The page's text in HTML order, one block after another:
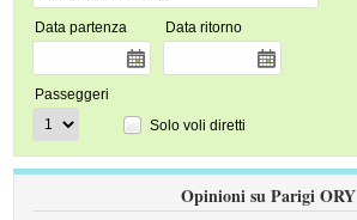
Data partenza Data ritorno
Passeggeri
Solo voli diretti
Opinioni su Parigi ORY